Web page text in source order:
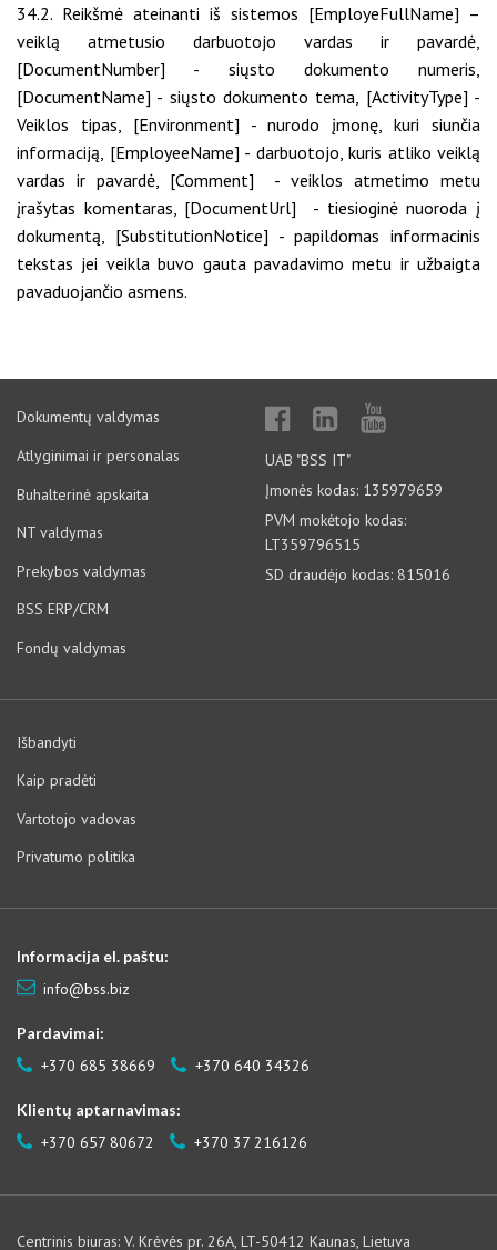
34.2. Reikšmė ateinanti iš sistemos [EmployeFullName] –
veiklą atmetusio darbuotojo vardas ir pavardė,
[DocumentNumber] - siųsto dokumento numeris,
[DocumentName] - siųsto dokumento tema, [ActivityType] -
Veiklos tipas, [Environment] - nurodo įmonę, kuri siunčia
informaciją, [EmployeeName] - darbuotojo, kuris atliko veiklą
vardas ir pavardė, [Comment] - veiklos atmetimo metu
įrašytas komentaras, [DocumentUrl] - tiesioginė nuoroda į
dokumentą, [SubstitutionNotice] - papildomas informacinis
tekstas jei veikla buvo gauta pavadavimo metu ir užbaigta
pavaduojančio asmens.
Dokumentų valdymas
Atlyginimai ir personalas
Buhalterinė apskaita
NT valdymas
Prekybos valdymas
BSS ERP/CRM
Fondų valdymas
UAB "BSS IT"
Įmonės kodas: 135979659
PVM mokėtojo kodas:
LT359796515
SD draudėjo kodas: 815016
Išbandyti
Kaip pradėti
Vartotojo vadovas
Privatumo politika
Informacija el. paštu:
info@bss.biz
Pardavimai:
+370 685 38669 +370 640 34326
Klientų aptarnavimas:
+370 657 80672 +370 37 216126
Centrinis biuras: V. Krėvės pr. 26A, LT-50412 Kaunas, Lietuva